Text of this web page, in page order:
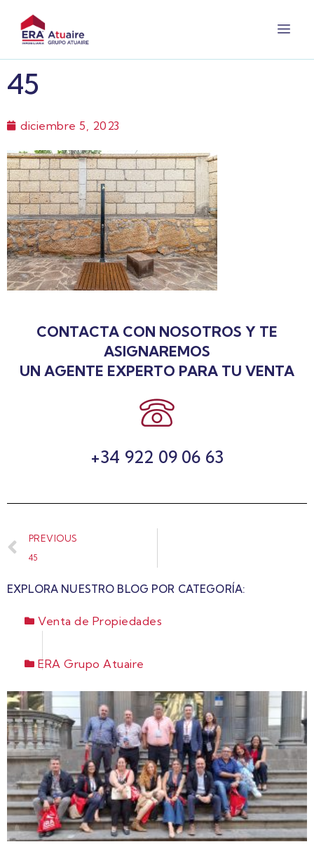
45
diciembre 5, 2023
CONTACTA CON NOSOTROS Y TE
ASIGNAREMOS
UN AGENTE EXPERTO PARA TU VENTA
+34 922 09 06 63
PREVIOUS
45
EXPLORA NUESTRO BLOG POR CATEGORÍA:
Venta de Propiedades
ERA Grupo Atuaire